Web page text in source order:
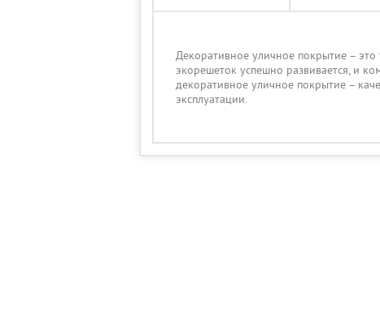
Декоративное уличное покрытие –
экорешеток успешно развивается, и
декоративное уличное покрытие –
эксплуатации.